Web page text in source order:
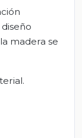
madera se